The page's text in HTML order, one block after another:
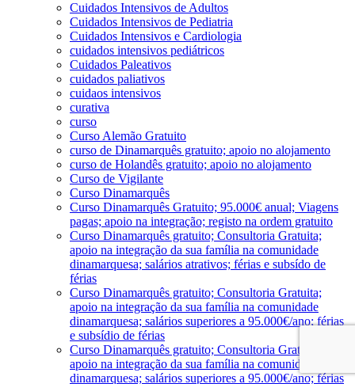
Cuidados Intensivos de Adultos
Cuidados Intensivos de Pediatria
Cuidados Intensivos e Cardiologia
cuidados intensivos pediátricos
Cuidados Paleativos
cuidados paliativos
cuidaos intensivos
curativa
curso
Curso Alemão Gratuito
curso de Dinamarquês gratuito; apoio no alojamento
curso de Holandês gratuito; apoio no alojamento
Curso de Vigilante
Curso Dinamarquês
Curso Dinamarquês Gratuito; 95.000€ anual; Viagens
pagas; apoio na integração; registo na ordem gratuito
Curso Dinamarquês gratuito; Consultoria Gratuita;
apoio na integração da sua família na comunidade
dinamarquesa; salários atrativos; férias e subsído de
férias
Curso Dinamarquês gratuito; Consultoria Gratuita;
apoio na integração da sua família na comunidade
dinamarquesa; salários superiores a 95.000€/ano; férias
e subsídio de férias
Curso Dinamarquês gratuito; Consultoria Gratuita;
apoio na integração da sua família na comunidade
dinamarquesa; salários superiores a 95.000€/ano; férias